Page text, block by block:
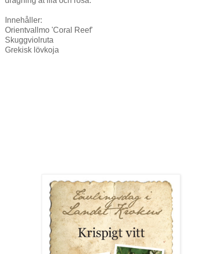
Innehåller:
Orientvallmo 'Coral Reef'
Skuggviolruta
Grekisk lövkoja